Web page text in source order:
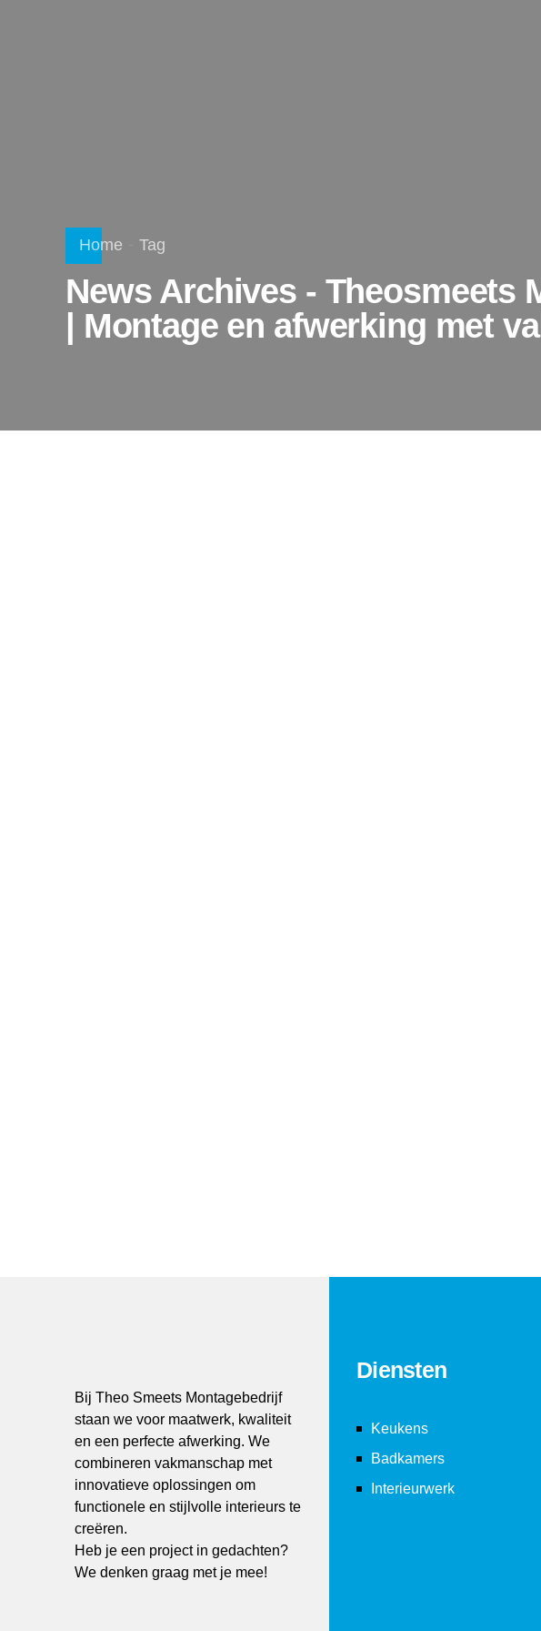
Home Tag
News Archives - Theosmeets
| Montage en afwerking met
Bij Theo Smeets Montagebedrijf
staan we voor maatwerk, kwaliteit
en een perfecte afwerking. We
combineren vakmanschap met
innovatieve oplossingen om
functionele en stijlvolle interieurs te
creëren.
Heb je een project in gedachten?
We denken graag met je mee!
Diensten
Keukens
Badkamers
Interieurwerk